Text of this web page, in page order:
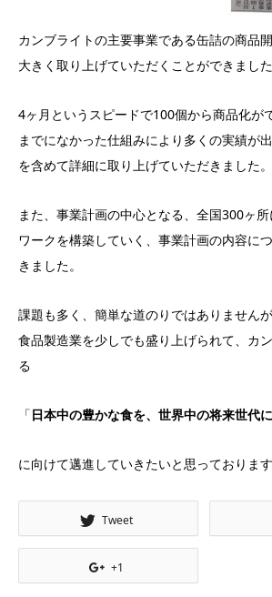
カンブライトの主要事業である缶詰の商品
大きく取り上げていただくことができました
4ヶ月というスピードで100個から商品化が
までになかった仕組みにより多くの実績が
を含めて詳細に取り上げていただきました。
また、事業計画の中心となる、全国300ヶ
ワークを構築していく、事業計画の内容に
きました。
課題も多く、簡単な道のりではありません
食品製造業を少しでも盛り上げられて、カ
る
「日本中の豊かな食を、世界中の将来世代に
に向けて邁進していきたいと思っております
Tweet
+1